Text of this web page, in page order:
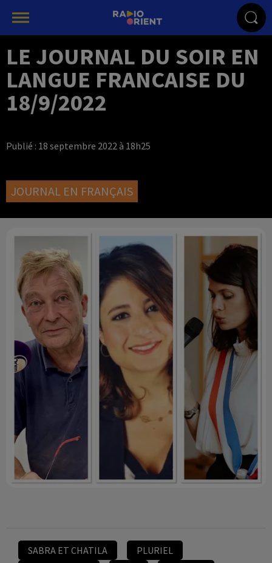
LE JOURNAL DU SOIR EN
LANGUE FRANCAISE DU
18/9/2022
Publié : 18 septembre 2022 à 18h25
JOURNAL EN FRANÇAIS
SABRA ET CHATILA
PLURIEL